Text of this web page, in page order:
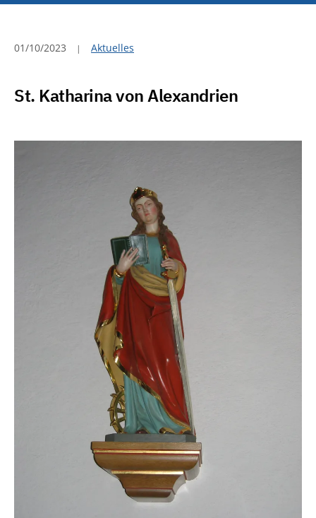
01/10/2023 Aktuelles
St. Katharina von Alexandrien